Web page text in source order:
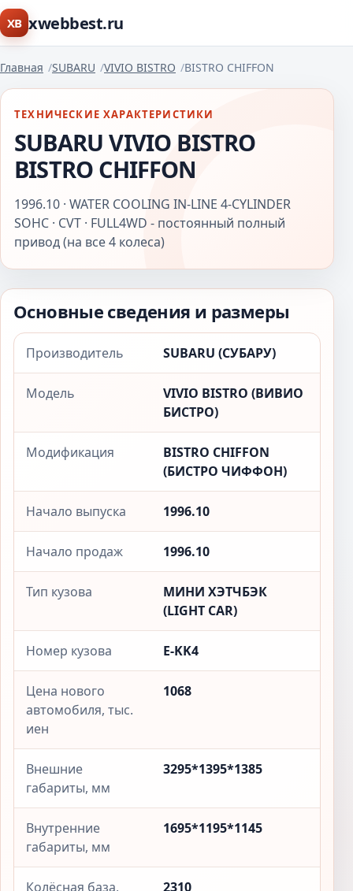
XB xwebbest.ru
Главная SUBARU VIVIO BISTRO BISTRO CHIFFON
ТЕХНИЧЕСКИЕ ХАРАКТЕРИСТИКИ
SUBARU VIVIO BISTRO
BISTRO CHIFFON
1996.10 · WATER COOLING IN-LINE 4-CYLINDER
SOHC · CVT · FULL4WD - постоянный полный
привод (на все 4 колеса)
Основные сведения и размеры
Производитель SUBARU (СУБАРУ)
Модель
VIVIO BISTRO (ВИВИО
БИСТРО)
Модификация
BISTRO CHIFFON
(БИСТРО ЧИФФОН)
Начало выпуска 1996.10
Начало продаж 1996.10
Тип кузова
МИНИ ХЭТЧБЭК
(LIGHT CAR)
Номер кузова E-KK4
Цена нового
автомобиля, тыс.
иен
1068
Внешние
габариты, мм
3295*1395*1385
Внутренние
габариты, мм
1695*1195*1145
Колёсная база,
2310